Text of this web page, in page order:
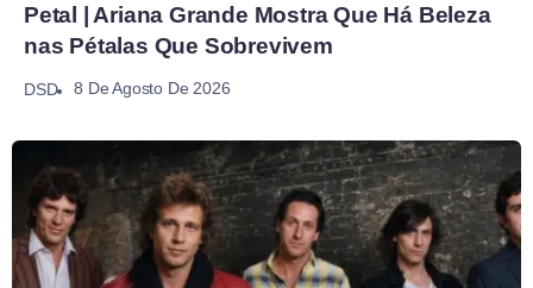
Petal | Ariana Grande Mostra Que Há Beleza
nas Pétalas Que Sobrevivem
DSD 8 De Agosto De 2026